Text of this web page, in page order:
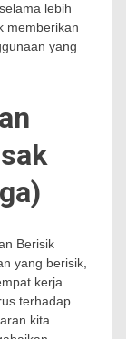
lebih
memberikan
yang
Berisik
yang berisik,
kerja
terhadap
kita